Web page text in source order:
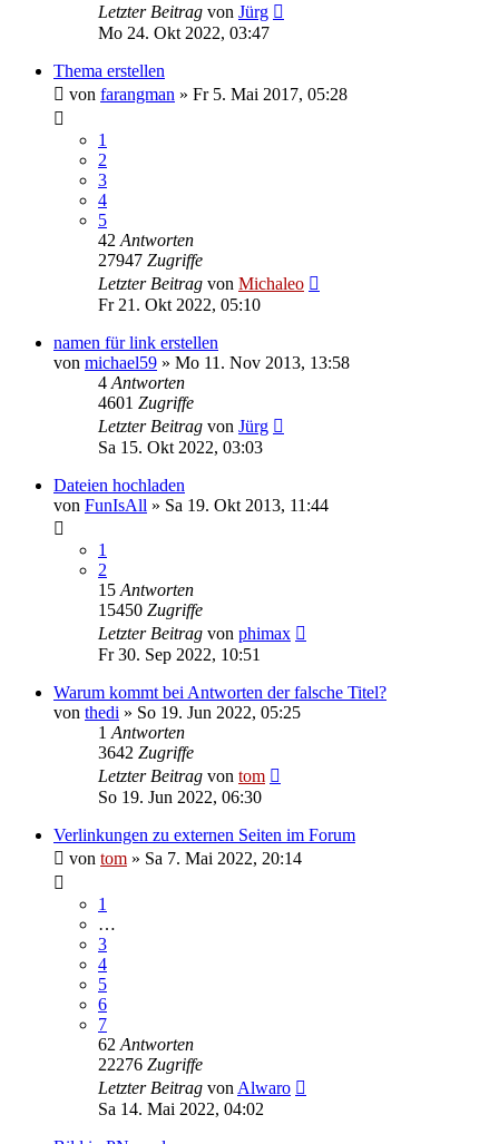
Letzter Beitrag von Jürg
Mo 24. Okt 2022, 03:47
Thema erstellen
von farangman » Fr 5. Mai 2017, 05:28
1
2
3
4
5
42Antworten
27947 Zugriffe
Letzter Beitrag von Michaleo
Fr 21. Okt 2022, 05:10
namen für link erstellen
von michael59 » Mo 11. Nov 2013, 13:58
4Antworten
4601 Zugriffe
Letzter Beitrag von Jürg
Sa 15. Okt 2022, 03:03
Dateien hochladen
von FunIsAll » Sa 19. Okt 2013, 11:44
1
2
15Antworten
15450 Zugriffe
Letzter Beitrag von phimax
Fr 30. Sep 2022, 10:51
Warum kommt bei Antworten der falsche Titel?
von thedi » So 19. Jun 2022, 05:25
1Antworten
3642 Zugriffe
Letzter Beitrag von tom
So 19. Jun 2022, 06:30
Verlinkungen zu externen Seiten im Forum
von tom » Sa 7. Mai 2022, 20:14
1
…
3
4
5
6
7
62Antworten
22276 Zugriffe
Letzter Beitrag vonAlwaro
Sa 14. Mai 2022, 04:02